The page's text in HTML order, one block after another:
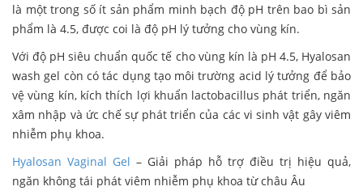
là một trong số ít sản phẩm minh bạch độ pH trên bao bì sản
phẩm là 4.5, được coi là độ pH lý tưởng cho vùng kín.
Với độ pH siêu chuẩn quốc tế cho vùng kín là pH 4.5, Hyalosan
wash gel còn có tác dụng tạo môi trường acid lý tưởng để bảo
vệ vùng kín, kích thích lợi khuẩn lactobacillus phát triển, ngăn
xâm nhập và ức chế sự phát triển của các vi sinh vật gây viêm
nhiễm phụ khoa.
Hyalosan Vaginal Gel – Giải pháp hỗ trợ điều trị hiệu quả,
ngăn không tái phát viêm nhiễm phụ khoa từ châu Âu